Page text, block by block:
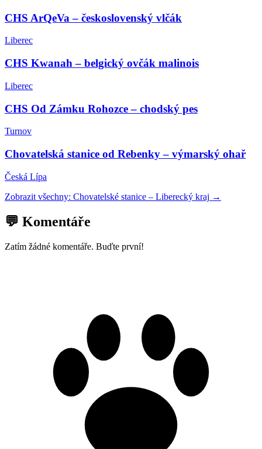
CHS ArQeVa – československý vlčák
Liberec
CHS Kwanah – belgický ovčák malinois
Liberec
CHS Od Zámku Rohozce – chodský pes
Turnov
Chovatelská stanice od Rebenky – výmarský ohař
Česká Lípa
Zobrazit všechny: Chovatelské stanice – Liberecký kraj →
💬 Komentáře
Zatím žádné komentáře. Buďte první!